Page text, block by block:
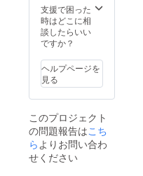
たしま
す！ ※
支援
時、必
欄にご
お名前
（ニッ
クネー
ム可）
をご記
入くだ
さい。
に、ア
イコン
となる
メイン
ターを
設置す
る予定
です。
ウン
ターに
ご支援
いただ
回る姿
から
たくま
しさを
れる」
放し飼
いされ
ている
は、ス
トレス
を感じ
る事な
く自然
支援で困った
時はどこに相
談したらいい
ですか？
ヘルプページを
見る
このプロジェクト
の問題報告はこち
ら よりお問い合わ
せください